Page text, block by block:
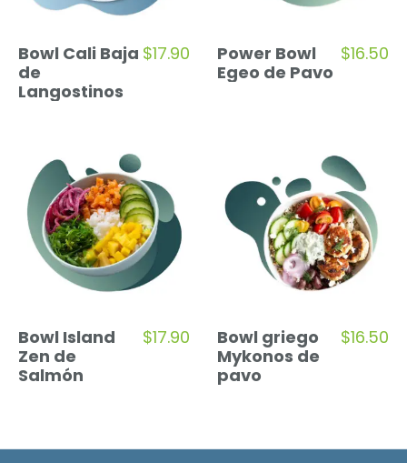
Bowl Cali Baja
de
Langostinos
$17.90
Power Bowl
Egeo de Pavo
$16.50
Bowl Island
Zen de
Salmón
$17.90
Bowl griego
Mykonos de
pavo
$16.50